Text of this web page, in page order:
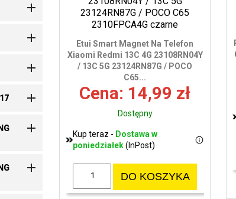






Etui Smart Magnet Na Telefon
Xiaomi Redmi 13C 4G 23108RN04Y
/ 13C 5G 23124RN87G / POCO
C65...
Cena: 14,99 zł
Dostępny
Kup teraz - Dostawa w
poniedziałek(InPost)
DO KOSZYKA